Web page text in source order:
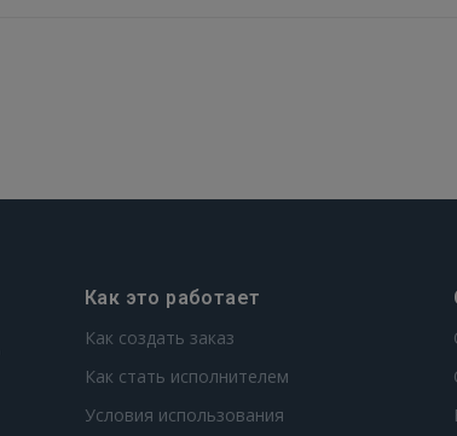
Как это работает
Как создать заказ
Как стать исполнителем
Условия использования